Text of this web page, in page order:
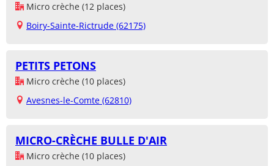
Micro crèche (12 places)
Boiry-Sainte-Rictrude (62175)
PETITS PETONS
Micro crèche (10 places)
Avesnes-le-Comte (62810)
MICRO-CRÈCHE BULLE D'AIR
Micro crèche (10 places)